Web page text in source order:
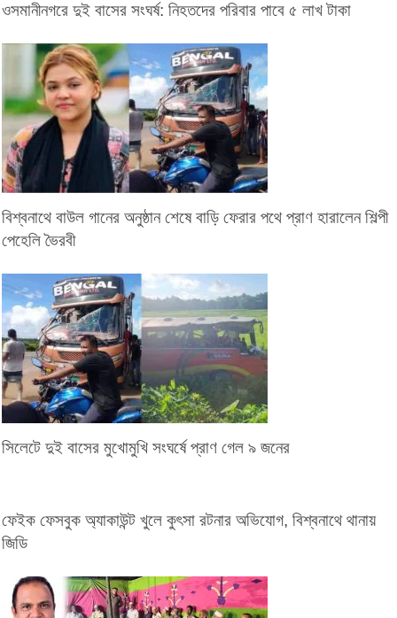
ওসমানীনগরে দুই বাসের সংঘর্ষ: নিহতদের পরিবার পাবে ৫ লাখ টাকা
বিশ্বনাথে বাউল গানের অনুষ্ঠান শেষে বাড়ি ফেরার পথে প্রাণ হারালেন শিল্পী
পেহেলি ভৈরবী
সিলেটে দুই বাসের মুখোমুখি সংঘর্ষে প্রাণ গেল ৯ জনের
ফেইক ফেসবুক অ্যাকাউন্ট খুলে কুৎসা রটনার অভিযোগ, বিশ্বনাথে থানায়
জিডি